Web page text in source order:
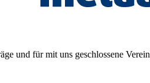
und für mit uns geschlossene